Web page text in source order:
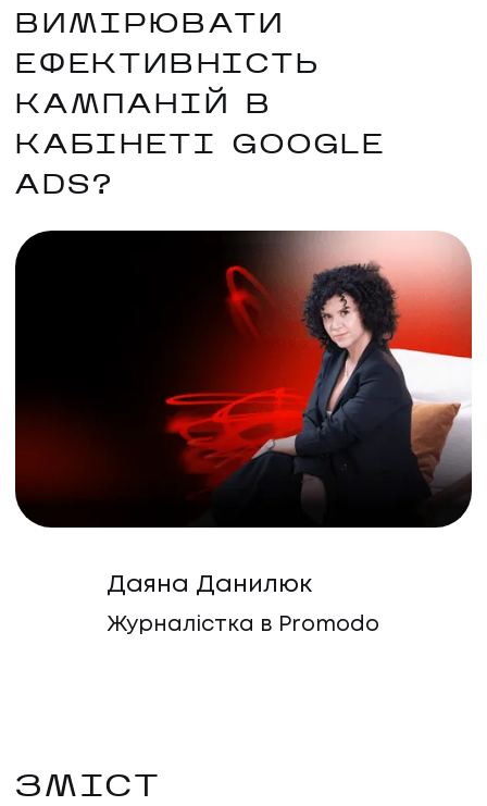
ВИМІРЮВАТИ
ЕФЕКТИВНІСТЬ
КАМПАНІЙ В
КАБІНЕТІ GOOGLE
ADS?
Даяна Данилюк
Журналістка в Promodo
ЗМІСТ